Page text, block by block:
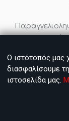
Ο ιστότοπός μας
διασφαλίσουμε
ιστοσελίδα μας.